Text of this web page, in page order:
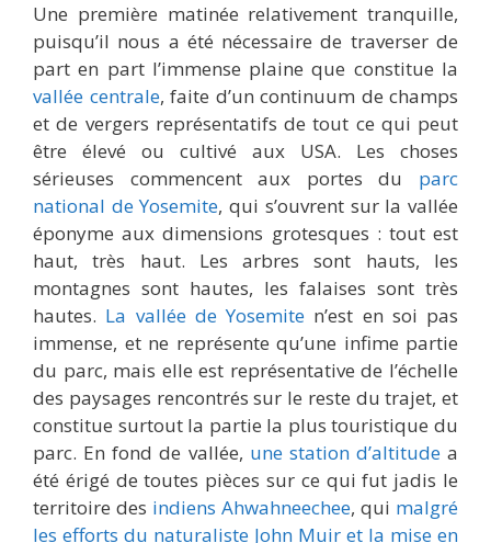
Une première matinée relativement tranquille,
puisqu’il nous a été nécessaire de traverser de
part en part l’immense plaine que constitue la
vallée centrale, faite d’un continuum de champs
et de vergers représentatifs de tout ce qui peut
être élevé ou cultivé aux USA. Les choses
sérieuses commencent aux portes du parc
national de Yosemite, qui s’ouvrent sur la vallée
éponyme aux dimensions grotesques : tout est
haut, très haut. Les arbres sont hauts, les
montagnes sont hautes, les falaises sont très
hautes. La vallée de Yosemite n’est en soi pas
immense, et ne représente qu’une infime partie
du parc, mais elle est représentative de l’échelle
des paysages rencontrés sur le reste du trajet, et
constitue surtout la partie la plus touristique du
parc. En fond de vallée, une station d’altitudea
été érigé de toutes pièces sur ce qui fut jadis le
territoire des indiens Ahwahneechee, qui malgré
les efforts du naturaliste John Muir et la mise en